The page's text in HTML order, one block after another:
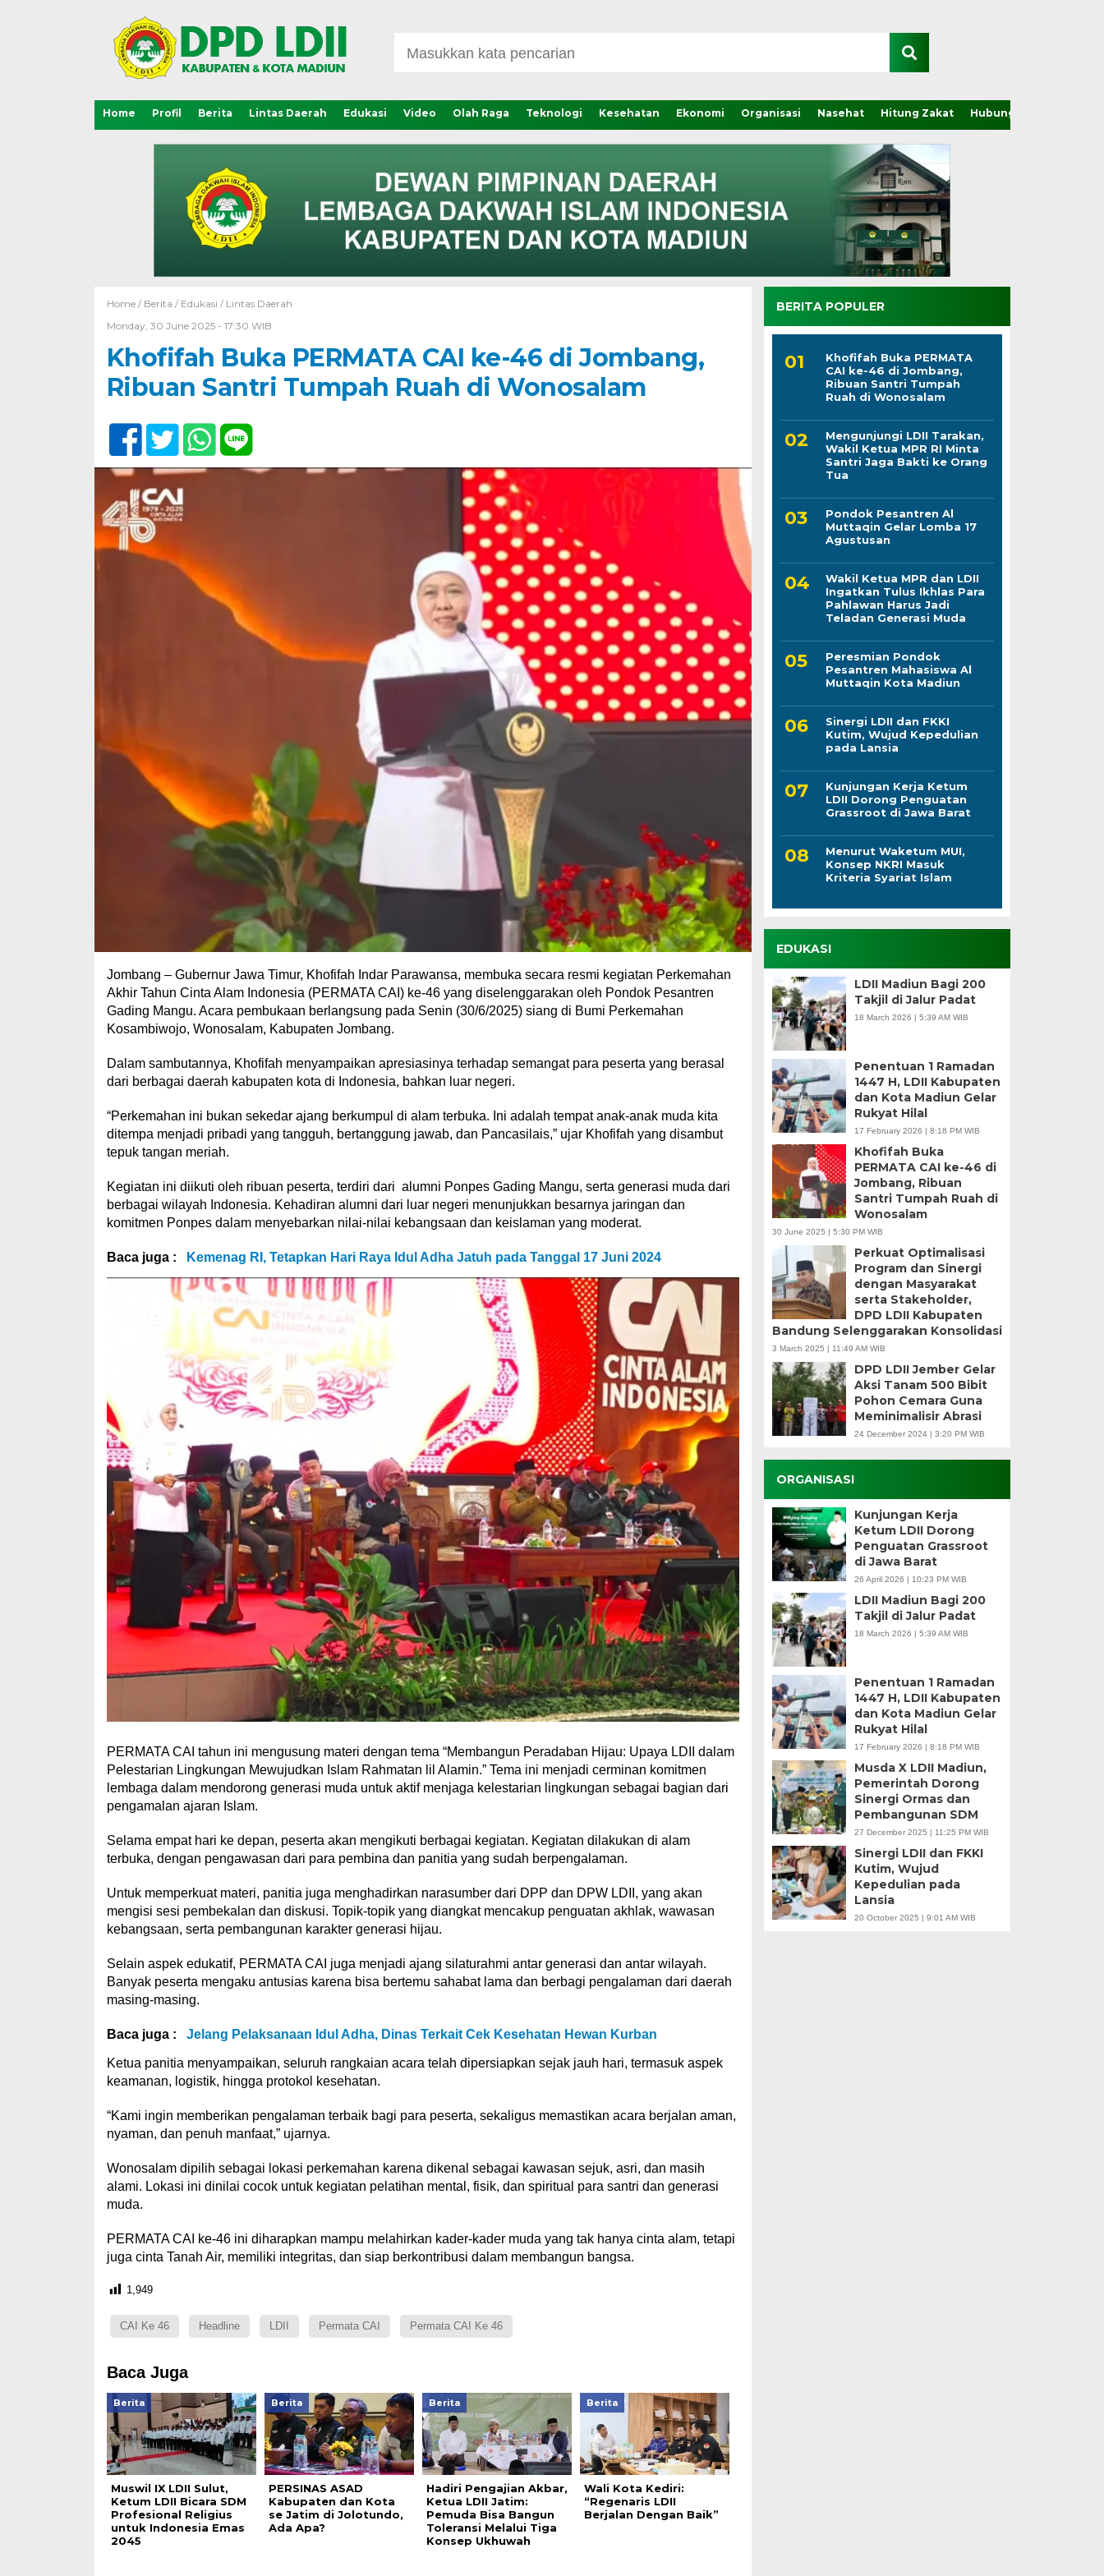
Home Profil Berita Lintas Daerah Edukasi Video Olah Raga Teknologi Kesehatan Ekonomi Organisasi Nasehat Hitung Zakat Hubungi Kami
Home / Berita / Edukasi / Lintas Daerah
Monday, 30 June 2025 - 17:30 WIB
Khofifah Buka PERMATA CAI ke-46 di Jombang,
Ribuan Santri Tumpah Ruah di Wonosalam
Jombang – Gubernur Jawa Timur, Khofifah Indar Parawansa, membuka secara resmi kegiatan Perkemahan
Akhir Tahun Cinta Alam Indonesia (PERMATA CAI) ke-46 yang diselenggarakan oleh Pondok Pesantren
Gading Mangu. Acara pembukaan berlangsung pada Senin (30/6/2025) siang di Bumi Perkemahan
Kosambiwojo, Wonosalam, Kabupaten Jombang.
Dalam sambutannya, Khofifah menyampaikan apresiasinya terhadap semangat para peserta yang berasal
dari berbagai daerah kabupaten kota di Indonesia, bahkan luar negeri.
“Perkemahan ini bukan sekedar ajang berkumpul di alam terbuka. Ini adalah tempat anak-anak muda kita
ditempa menjadi pribadi yang tangguh, bertanggung jawab, dan Pancasilais,” ujar Khofifah yang disambut
tepuk tangan meriah.
Kegiatan ini diikuti oleh ribuan peserta, terdiri dari alumni Ponpes Gading Mangu, serta generasi muda dari
berbagai wilayah Indonesia. Kehadiran alumni dari luar negeri menunjukkan besarnya jaringan dan
komitmen Ponpes dalam menyebarkan nilai-nilai kebangsaan dan keislaman yang moderat.
Baca juga : Kemenag RI, Tetapkan Hari Raya Idul Adha Jatuh pada Tanggal 17 Juni 2024
PERMATA CAI tahun ini mengusung materi dengan tema “Membangun Peradaban Hijau: Upaya LDII dalam
Pelestarian Lingkungan Mewujudkan Islam Rahmatan lil Alamin.” Tema ini menjadi cerminan komitmen
lembaga dalam mendorong generasi muda untuk aktif menjaga kelestarian lingkungan sebagai bagian dari
pengamalan ajaran Islam.
Selama empat hari ke depan, peserta akan mengikuti berbagai kegiatan. Kegiatan dilakukan di alam
terbuka, dengan pengawasan dari para pembina dan panitia yang sudah berpengalaman.
Untuk memperkuat materi, panitia juga menghadirkan narasumber dari DPP dan DPW LDII, yang akan
mengisi sesi pembekalan dan diskusi. Topik-topik yang diangkat mencakup penguatan akhlak, wawasan
kebangsaan, serta pembangunan karakter generasi hijau.
Selain aspek edukatif, PERMATA CAI juga menjadi ajang silaturahmi antar generasi dan antar wilayah.
Banyak peserta mengaku antusias karena bisa bertemu sahabat lama dan berbagi pengalaman dari daerah
masing-masing.
Baca juga : Jelang Pelaksanaan Idul Adha, Dinas Terkait Cek Kesehatan Hewan Kurban
Ketua panitia menyampaikan, seluruh rangkaian acara telah dipersiapkan sejak jauh hari, termasuk aspek
keamanan, logistik, hingga protokol kesehatan.
“Kami ingin memberikan pengalaman terbaik bagi para peserta, sekaligus memastikan acara berjalan aman,
nyaman, dan penuh manfaat,” ujarnya.
Wonosalam dipilih sebagai lokasi perkemahan karena dikenal sebagai kawasan sejuk, asri, dan masih
alami. Lokasi ini dinilai cocok untuk kegiatan pelatihan mental, fisik, dan spiritual para santri dan generasi
muda.
PERMATA CAI ke-46 ini diharapkan mampu melahirkan kader-kader muda yang tak hanya cinta alam, tetapi
juga cinta Tanah Air, memiliki integritas, dan siap berkontribusi dalam membangun bangsa.
1,949
CAI Ke 46 Headline LDII Permata CAI Permata CAI Ke 46
Baca Juga
Berita
Muswil IX LDII Sulut,
Ketum LDII Bicara SDM
Profesional Religius
untuk Indonesia Emas
2045
Berita
PERSINAS ASAD
Kabupaten dan Kota
se Jatim di Jolotundo,
Ada Apa?
Berita
Hadiri Pengajian Akbar,
Ketua LDII Jatim:
Pemuda Bisa Bangun
Toleransi Melalui Tiga
Konsep Ukhuwah
Berita
Wali Kota Kediri:
“Regenaris LDII
Berjalan Dengan Baik”
BERITA POPULER
Khofifah Buka PERMATA
CAI ke-46 di Jombang,
Ribuan Santri Tumpah
Ruah di Wonosalam
Mengunjungi LDII Tarakan,
Wakil Ketua MPR RI Minta
Santri Jaga Bakti ke Orang
Tua
Pondok Pesantren Al
Muttaqin Gelar Lomba 17
Agustusan
Wakil Ketua MPR dan LDII
Ingatkan Tulus Ikhlas Para
Pahlawan Harus Jadi
Teladan Generasi Muda
Peresmian Pondok
Pesantren Mahasiswa Al
Muttaqin Kota Madiun
Sinergi LDII dan FKKI
Kutim, Wujud Kepedulian
pada Lansia
Kunjungan Kerja Ketum
LDII Dorong Penguatan
Grassroot di Jawa Barat
Menurut Waketum MUI,
Konsep NKRI Masuk
Kriteria Syariat Islam
EDUKASI
LDII Madiun Bagi 200
Takjil di Jalur Padat
18 March 2026 | 5:39 AM WIB
Penentuan 1 Ramadan
1447 H, LDII Kabupaten
dan Kota Madiun Gelar
Rukyat Hilal
17 February 2026 | 8:18 PM WIB
Khofifah Buka
PERMATA CAI ke-46 di
Jombang, Ribuan
Santri Tumpah Ruah di
Wonosalam
30 June 2025 | 5:30 PM WIB
Perkuat Optimalisasi
Program dan Sinergi
dengan Masyarakat
serta Stakeholder,
DPD LDII Kabupaten
Bandung Selenggarakan Konsolidasi
3 March 2025 | 11:49 AM WIB
DPD LDII Jember Gelar
Aksi Tanam 500 Bibit
Pohon Cemara Guna
Meminimalisir Abrasi
24 December 2024 | 3:20 PM WIB
ORGANISASI
Kunjungan Kerja
Ketum LDII Dorong
Penguatan Grassroot
di Jawa Barat
26 April 2026 | 10:23 PM WIB
LDII Madiun Bagi 200
Takjil di Jalur Padat
18 March 2026 | 5:39 AM WIB
Penentuan 1 Ramadan
1447 H, LDII Kabupaten
dan Kota Madiun Gelar
Rukyat Hilal
17 February 2026 | 8:18 PM WIB
Musda X LDII Madiun,
Pemerintah Dorong
Sinergi Ormas dan
Pembangunan SDM
27 December 2025 | 11:25 PM WIB
Sinergi LDII dan FKKI
Kutim, Wujud
Kepedulian pada
Lansia
20 October 2025 | 9:01 AM WIB